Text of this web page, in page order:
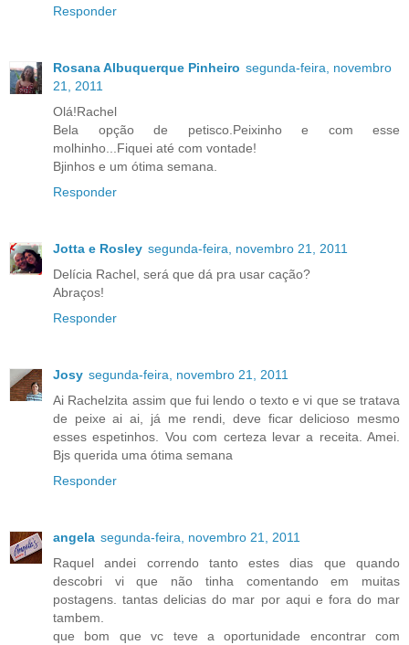
Responder
Rosana Albuquerque Pinheiro segunda-feira, novembro
21, 2011
Olá!Rachel
Bela opção de petisco.Peixinho e com esse
molhinho...Fiquei até com vontade!
Bjinhos e um ótima semana.
Responder
Jotta e Rosley segunda-feira, novembro 21, 2011
Delícia Rachel, será que dá pra usar cação?
Abraços!
Responder
Josy segunda-feira, novembro 21, 2011
Ai Rachelzita assim que fui lendo o texto e vi que se tratava
de peixe ai ai, já me rendi, deve ficar delicioso mesmo
esses espetinhos. Vou com certeza levar a receita. Amei.
Bjs querida uma ótima semana
Responder
angela segunda-feira, novembro 21, 2011
Raquel andei correndo tanto estes dias que quando
descobri vi que não tinha comentando em muitas
postagens. tantas delicias do mar por aqui e fora do mar
tambem.
que bom que vc teve a oportunidade encontrar com